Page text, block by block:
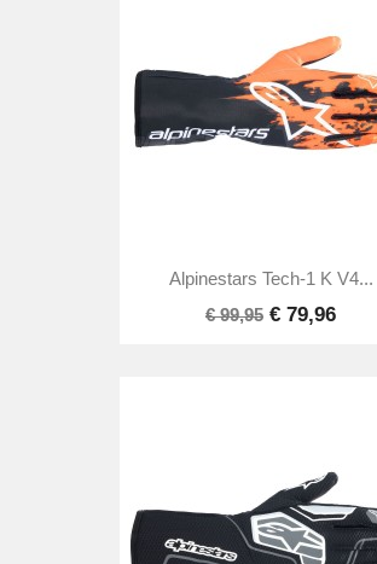
Alpinestars Tech-1 K V4...
€ 99,95 € 79,96